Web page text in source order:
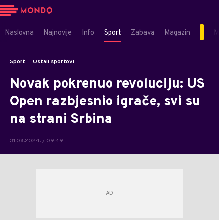
Naslovna Najnovije Info Sport Zabava Magazin
Sport Ostali sportovi
Novak pokrenuo revoluciju: US
Open razbjesnio igrače, svi su
na strani Srbina
31.08.2024. / 09:49